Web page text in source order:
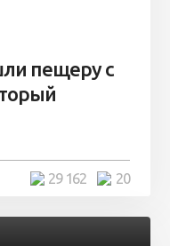
пещеру с
20
29 162